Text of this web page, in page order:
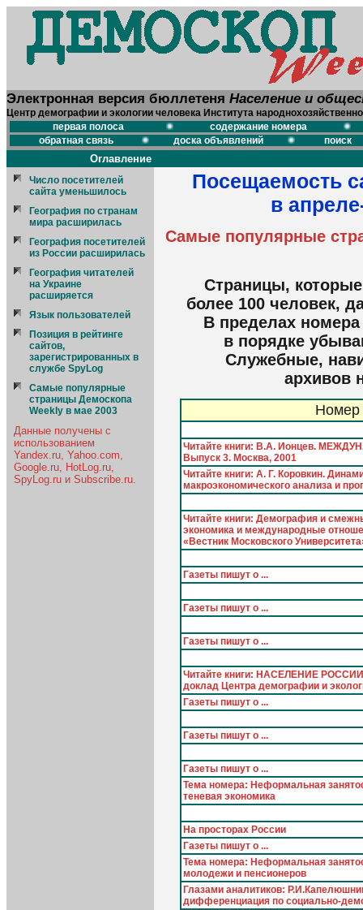
Электронная версия бюллетеня Население и
Центр демографии и экологии человека Института
первая полоса
содержание номера
обратная связь
доска объявлений поиск
Оглавление
Число посетителей
сайта уменьшилось
География по странам
мира расширилась
География посетителей
из России расширилась
География читателей
на Украине
расширяется
Язык пользователей
Позиция в рейтинге
сайтов,
зарегистрированных в
службе SpyLog
Самые популярные
страницы Демоскопа
Weekly в мае 2003
Данные получены с
использованием
Yandex.ru, Yahoo.com,
Google.ru, HotLog.ru,
SpyLog.ru и Subscribe.ru.
Посещаемость
в
Самые популярные
Страницы,
более 100 человек,
В пределах
в порядке
Служебные,
архивов
Номер
Читайте книги: В.А. Ионцев.
Выпуск 3. Москва, 2001
Читайте книги: А. Г. Коровкин.
макроэкономического анализа и
Читайте книги: Демография и
экономика и международные
«Вестник Московского
Газеты пишут о ...
Газеты пишут о ...
Газеты пишут о ...
Читайте книги: НАСЕЛЕНИЕ
доклад Центра демогpафии и
Газеты пишут о ...
Газеты пишут о ...
Газеты пишут о ...
Тема номера: Неформальная
теневая экономика
На просторах России
Газеты пишут о ...
Тема номера: Неформальная
молодежи и пенсионеров
Глазами аналитиков:
дифференциация по социально-